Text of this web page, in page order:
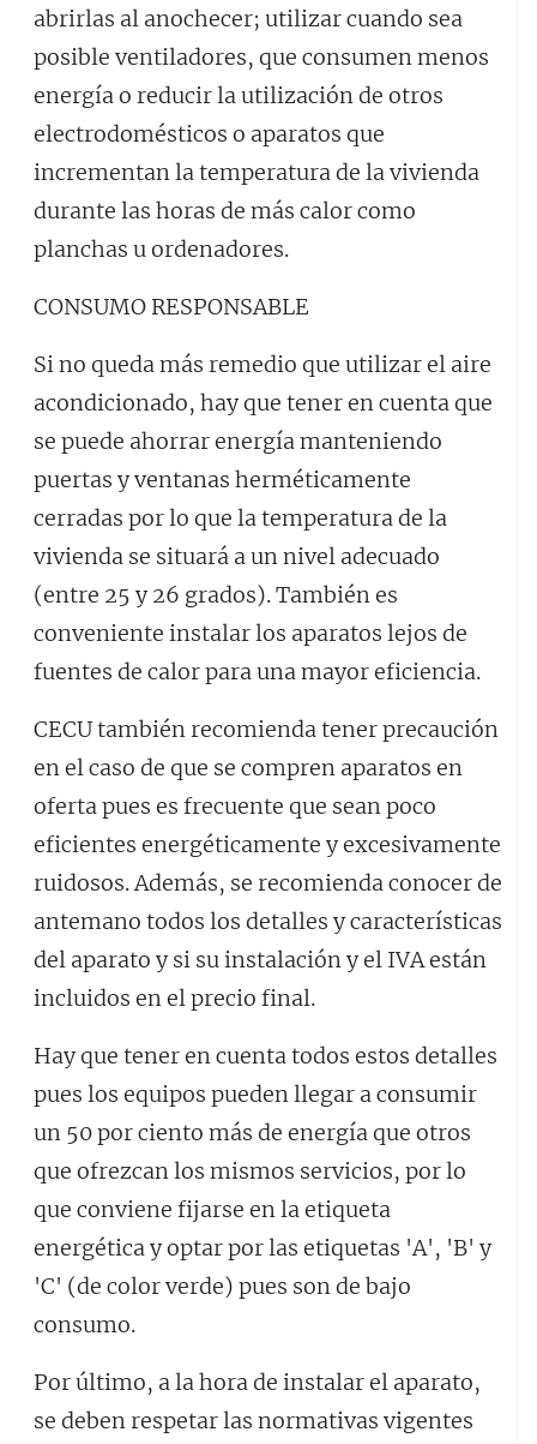
abrirlas al anochecer; utilizar cuando sea
posible ventiladores, que consumen menos
energía o reducir la utilización de otros
electrodomésticos o aparatos que
incrementan la temperatura de la vivienda
durante las horas de más calor como
planchas u ordenadores.
CONSUMO RESPONSABLE
Si no queda más remedio que utilizar el aire
acondicionado, hay que tener en cuenta que
se puede ahorrar energía manteniendo
puertas y ventanas herméticamente
cerradas por lo que la temperatura de la
vivienda se situará a un nivel adecuado
(entre 25 y 26 grados). También es
conveniente instalar los aparatos lejos de
fuentes de calor para una mayor eficiencia.
CECU también recomienda tener precaución
en el caso de que se compren aparatos en
oferta pues es frecuente que sean poco
eficientes energéticamente y excesivamente
ruidosos. Además, se recomienda conocer de
antemano todos los detalles y características
del aparato y si su instalación y el IVA están
incluidos en el precio final.
Hay que tener en cuenta todos estos detalles
pues los equipos pueden llegar a consumir
un 50 por ciento más de energía que otros
que ofrezcan los mismos servicios, por lo
que conviene fijarse en la etiqueta
energética y optar por las etiquetas 'A', 'B' y
'C' (de color verde) pues son de bajo
consumo.
Por último, a la hora de instalar el aparato,
se deben respetar las normativas vigentes